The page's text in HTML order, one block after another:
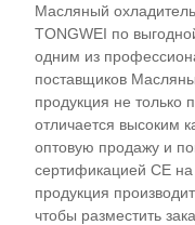
Tongwei
моделей
охладители
гидравлического
масла,
погружные
предоставить
обслуживание,
Масляный
TONGWEI по
одним из
поставщиков
продукция не только
отличается высоким
оптовую продажу и
сертификацией CE
продукция
чтобы разместить